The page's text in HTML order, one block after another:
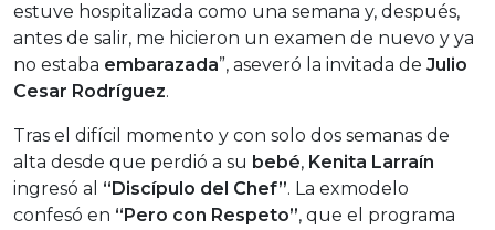
estuve hospitalizada como una semana y, después,
antes de salir, me hicieron un examen de nuevo y ya
no estaba embarazada”, aseveró la invitada de Julio
Cesar Rodríguez.
Tras el difícil momento y con solo dos semanas de
alta desde que perdió a su bebé, Kenita Larraín
ingresó al “Discípulo del Chef”. La exmodelo
confesó en “Pero con Respeto”, que el programa